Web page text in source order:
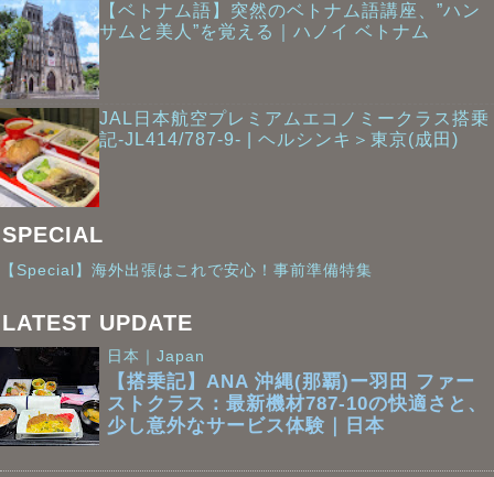
【ベトナム語】突然のベトナム語講座、”ハン
サムと美人”を覚える｜ハノイ ベトナム
JAL日本航空プレミアムエコノミークラス搭乗
記-JL414/787-9- | ヘルシンキ＞東京(成田)
SPECIAL
【Special】海外出張はこれで安心！事前準備特集
LATEST UPDATE
日本｜Japan
【搭乗記】ANA 沖縄(那覇)ー羽田 ファー
ストクラス：最新機材787-10の快適さと、
少し意外なサービス体験｜日本